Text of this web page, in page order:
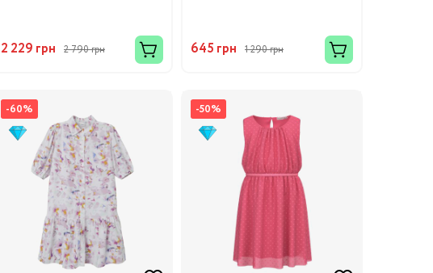
2 229 грн 2 790 грн 645 грн 1 290 грн
-60% -50%